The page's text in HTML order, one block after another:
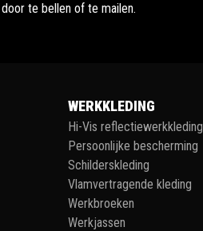
te bellen of te mailen.
WERKKLEDING
Hi-Vis reflectiewerkkleding
Persoonlijke bescherming
Schilderskleding
Vlamvertragende kleding
Werkbroeken
Werkjassen